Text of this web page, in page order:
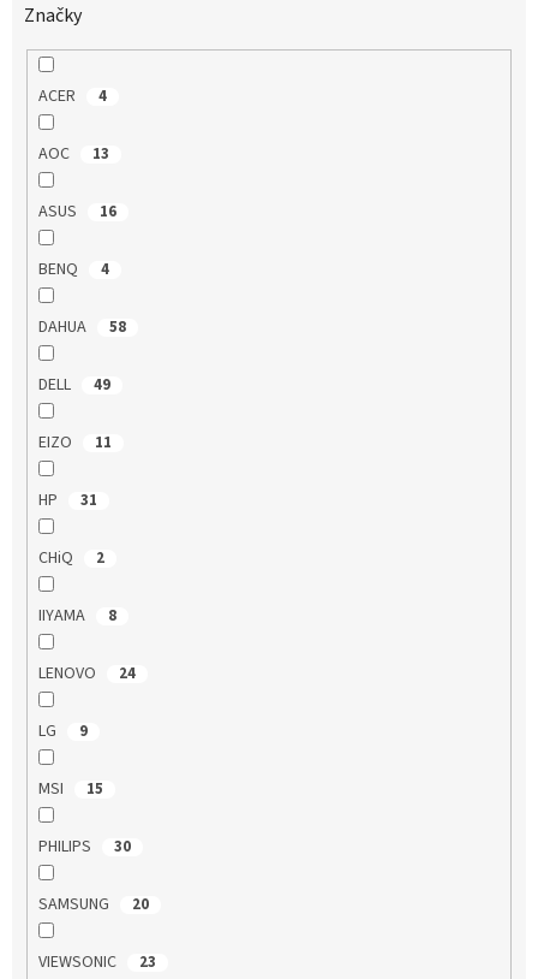
Značky
ACER 4
AOC 13
ASUS 16
BENQ 4
DAHUA 58
DELL 49
EIZO 11
HP 31
CHiQ 2
IIYAMA 8
LENOVO 24
LG 9
MSI 15
PHILIPS 30
SAMSUNG 20
VIEWSONIC 23